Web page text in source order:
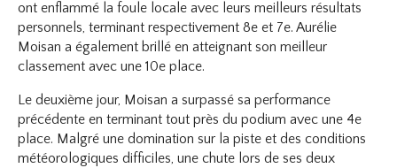
ont enflammé la foule locale avec leurs meilleurs résultats
personnels, terminant respectivement 8e et 7e. Aurélie
Moisan a également brillé en atteignant son meilleur
classement avec une 10e place.
Le deuxième jour, Moisan a surpassé sa performance
précédente en terminant tout près du podium avec une 4e
place. Malgré une domination sur la piste et des conditions
météorologiques difficiles, une chute lors de ses deux